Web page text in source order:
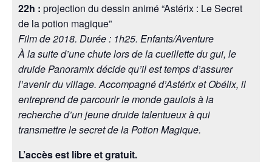
22h : projection du dessin animé “Astérix : Le Secret
de la potion magique”
Film de 2018. Durée : 1h25. Enfants/Aventure
À la suite d’une chute lors de la cueillette du gui, le
druide Panoramix décide qu’il est temps d’assurer
l’avenir du village. Accompagné d’Astérix et Obélix, il
entreprend de parcourir le monde gaulois à la
recherche d’un jeune druide talentueux à qui
transmettre le secret de la Potion Magique.
L’accès est libre et gratuit.